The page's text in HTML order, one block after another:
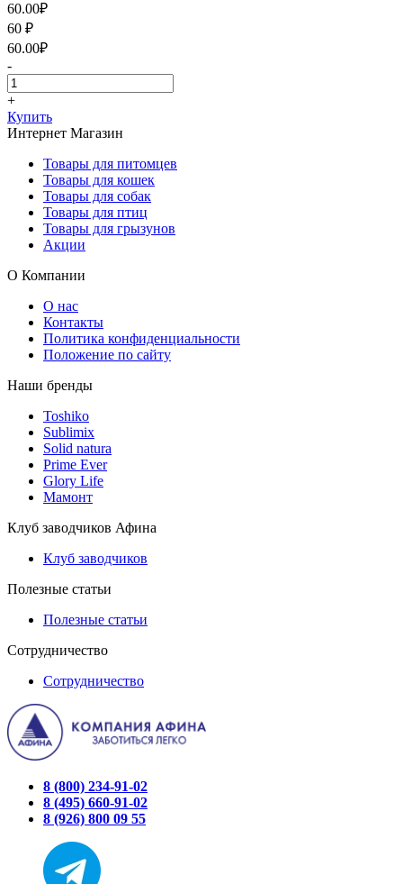
60.00₽
60 ₽
60.00₽
-
+
Купить
Интернет Магазин
Товары для питомцев
Товары для кошек
Товары для собак
Товары для птиц
Товары для грызунов
Акции
О Компании
О нас
Контакты
Политика конфиденциальности
Положение по сайту
Наши бренды
Toshiko
Sublimix
Solid natura
Prime Ever
Glory Life
Мамонт
Клуб заводчиков Афина
Клуб заводчиков
Полезные статьи
Полезные статьи
Сотрудничество
Сотрудничество
8 (800) 234-91-02
8 (495) 660-91-02
8 (926) 800 09 55